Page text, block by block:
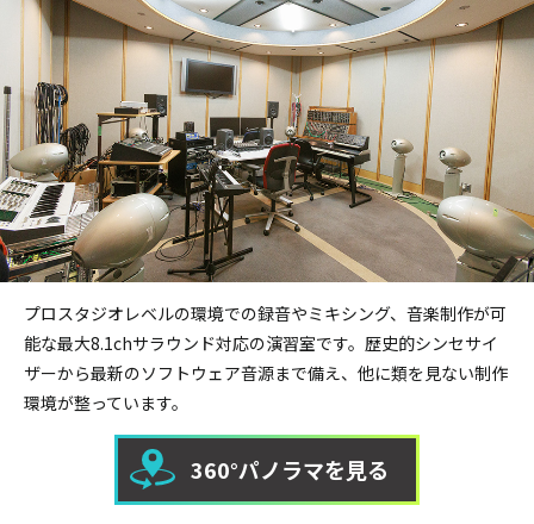
プロスタジオレベルの環境での録音やミキシング、音楽制作が可
能な最大8.1chサラウンド対応の演習室です。 歴史的シンセサイ
ザーから最新のソフトウェア音源まで備え、他に類を見ない制作
環境が整っています。
360°パノラマを見る